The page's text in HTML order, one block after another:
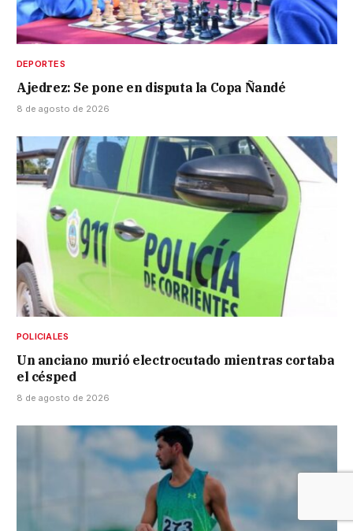
DEPORTES
Ajedrez: Se pone en disputa la Copa Ñandé
8 de agosto de 2026
POLICIALES
Un anciano murió electrocutado mientras cortaba
el césped
8 de agosto de 2026